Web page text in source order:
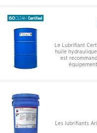
Le Lubrifiant
huile
est
Les lubrifiants